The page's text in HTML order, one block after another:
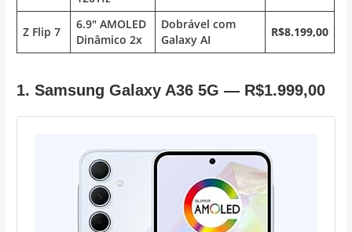
Z Flip 7
6.9″ AMOLED
Dinâmico 2x
Dobrável com
Galaxy AI
R$8.199,00
1. Samsung Galaxy A36 5G — R$1.999,00